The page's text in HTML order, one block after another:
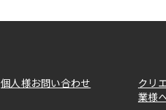
個人様お問い合わせ
クリ
業様